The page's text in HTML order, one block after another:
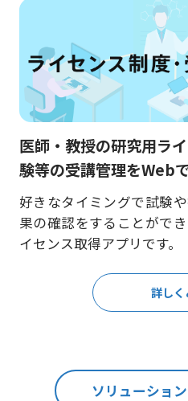
医師・教授の研究用ラ
験等の受講管理をWeb
好きなタイミングで試験
果の確認をすることがで
イセンス取得アプリです。
詳し
ソリューショ